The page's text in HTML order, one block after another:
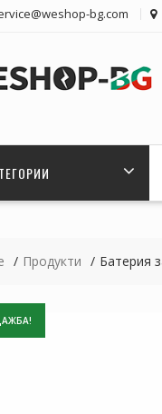
bg.com
Продукти Батерия